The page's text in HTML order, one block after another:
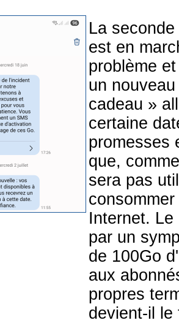
La
est en
problème
un
cadeau »
certaine
promesses
que,
sera pas
Internet.
par un
de 100Go
aux
propres
devient-il le